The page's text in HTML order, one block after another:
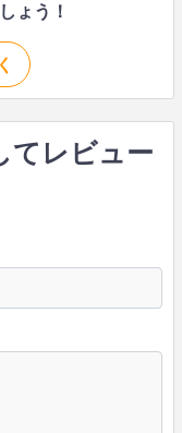
ょう！
てレビュー